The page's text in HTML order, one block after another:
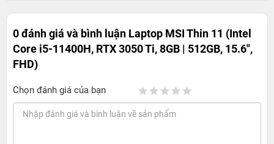
0 đánh giá và bình luận Laptop MSI Thin 11 (Intel
Core i5-11400H, RTX 3050 Ti, 8GB | 512GB, 15.6",
FHD)
Chọn đánh giá của bạn